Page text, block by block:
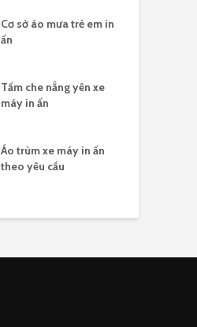
Cơ sở áo mưa trẻ em in
ấn
Tấm che nắng yên xe
máy in ấn
Áo trùm xe máy in ấn
theo yêu cầu